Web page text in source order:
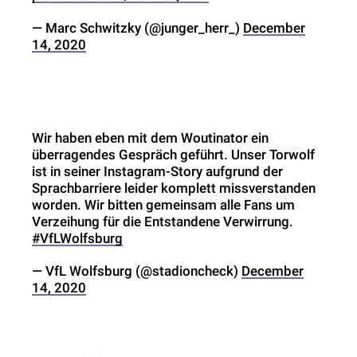
— Marc Schwitzky (@junger_herr_) December
14, 2020
Wir haben eben mit dem Woutinator ein
überragendes Gespräch geführt. Unser Torwolf
ist in seiner Instagram-Story aufgrund der
Sprachbarriere leider komplett missverstanden
worden. Wir bitten gemeinsam alle Fans um
Verzeihung für die Entstandene Verwirrung.
#VfLWolfsburg
— VfL Wolfsburg (@stadioncheck) December
14, 2020